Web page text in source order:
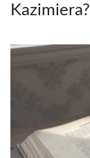
Kazimiera?